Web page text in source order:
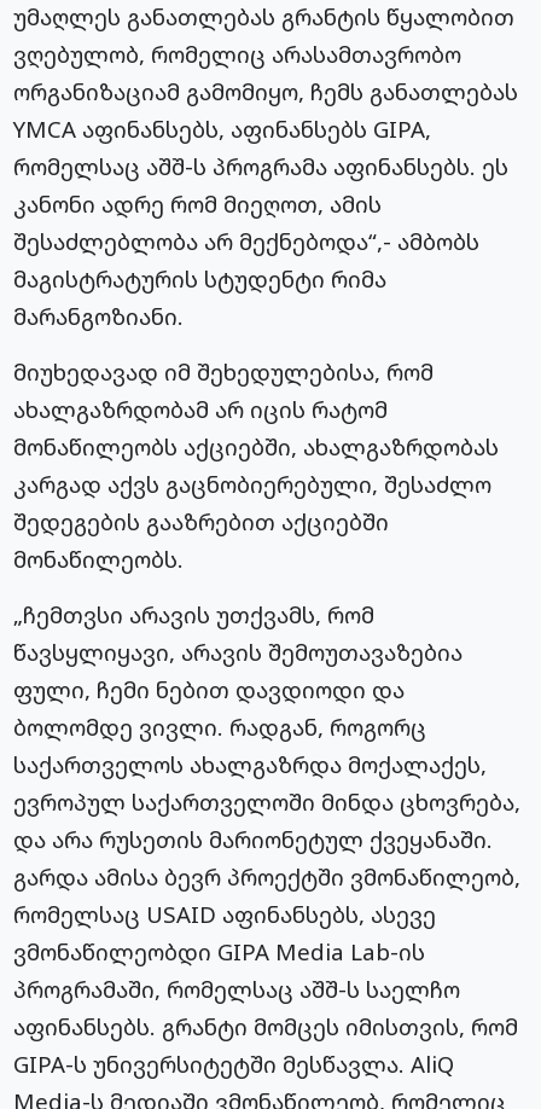
უმაღლეს განათლებას გრანტის წყალობით
ვღებულობ, რომელიც არასამთავრობო
ორგანიზაციამ გამომიყო, ჩემს განათლებას
YMCA აფინანსებს, აფინანსებს GIPA,
რომელსაც აშშ-ს პროგრამა აფინანსებს. ეს
კანონი ადრე რომ მიეღოთ, ამის
შესაძლებლობა არ მექნებოდა“,- ამბობს
მაგისტრატურის სტუდენტი რიმა
მარანგოზიანი.
მიუხედავად იმ შეხედულებისა, რომ
ახალგაზრდობამ არ იცის რატომ
მონაწილეობს აქციებში, ახალგაზრდობას
კარგად აქვს გაცნობიერებული, შესაძლო
შედეგების გააზრებით აქციებში
მონაწილეობს.
„ჩემთვსი არავის უთქვამს, რომ
წავსყლიყავი, არავის შემოუთავაზებია
ფული, ჩემი ნებით დავდიოდი და
ბოლომდე ვივლი. რადგან, როგორც
საქართველოს ახალგაზრდა მოქალაქეს,
ევროპულ საქართველოში მინდა ცხოვრება,
და არა რუსეთის მარიონეტულ ქვეყანაში.
გარდა ამისა ბევრ პროექტში ვმონაწილეობ,
რომელსაც USAID აფინანსებს, ასევე
ვმონაწილეობდი GIPA Media Lab-ის
პროგრამაში, რომელსაც აშშ-ს საელჩო
აფინანსებს. გრანტი მომცეს იმისთვის, რომ
GIPA-ს უნივერსიტეტში მესწავლა. AliQ
Media-ს მედიაში ვმონაწილეობ, რომელიც